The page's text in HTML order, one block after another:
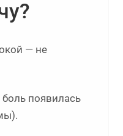
— не
появилась